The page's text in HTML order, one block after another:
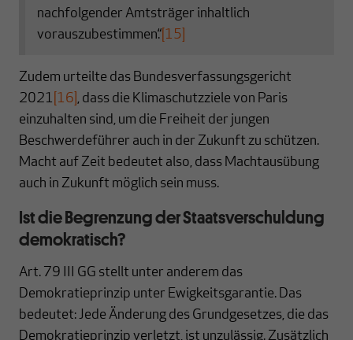
nachfolgender Amtsträger inhaltlich
vorauszubestimmen.“ [15]
Zudem urteilte das Bundesverfassungsgericht
2021 [16] , dass die Klimaschutzziele von Paris
einzuhalten sind, um die Freiheit der jungen
Beschwerdeführer auch in der Zukunft zu schützen.
Macht auf Zeit bedeutet also, dass Machtausübung
auch in Zukunft möglich sein muss.
Ist die Begrenzung der Staatsverschuldung
demokratisch?
Art. 79 III GG stellt unter anderem das
Demokratieprinzip unter Ewigkeitsgarantie. Das
bedeutet: Jede Änderung des Grundgesetzes, die das
Demokratieprinzip verletzt, ist unzulässig. Zusätzlich